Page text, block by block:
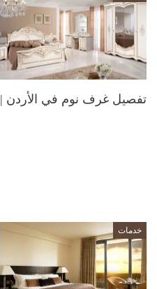
تفصيل غرف نوم في الأردن | 788086600
خدمات